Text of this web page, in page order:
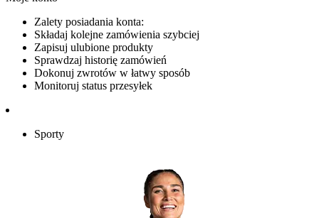
Zalety posiadania konta:
Składaj kolejne zamówienia szybciej
Zapisuj ulubione produkty
Sprawdzaj historię zamówień
Dokonuj zwrotów w łatwy sposób
Monitoruj status przesyłek
Sporty